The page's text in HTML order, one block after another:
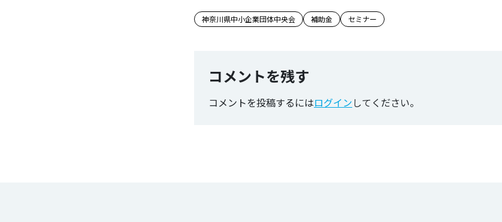
この記事のタグ
神奈川県中小企業団体中央会 補助金 セミナー
コメントを残す
コメントを投稿するにはログインしてください。